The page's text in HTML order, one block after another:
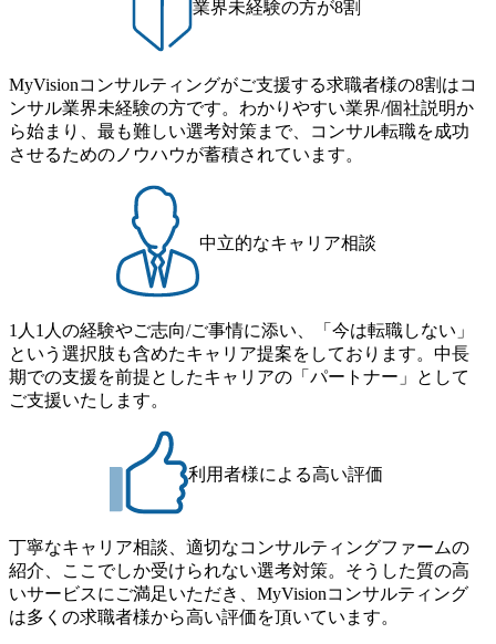
業界未経験の方が8割
MyVisionコンサルティングがご支援する求職者様の8割はコ
ンサル業界未経験の方です。わかりやすい業界/個社説明か
ら始まり、最も難しい選考対策まで、コンサル転職を成功
させるためのノウハウが蓄積されています。
中立的なキャリア相談
1人1人の経験やご志向/ご事情に添い、「今は転職しない」
という選択肢も含めたキャリア提案をしております。中長
期での支援を前提としたキャリアの「パートナー」として
ご支援いたします。
利用者様による高い評価
丁寧なキャリア相談、適切なコンサルティングファームの
紹介、ここでしか受けられない選考対策。そうした質の高
いサービスにご満足いただき、MyVisionコンサルティング
は多くの求職者様から高い評価を頂いています。